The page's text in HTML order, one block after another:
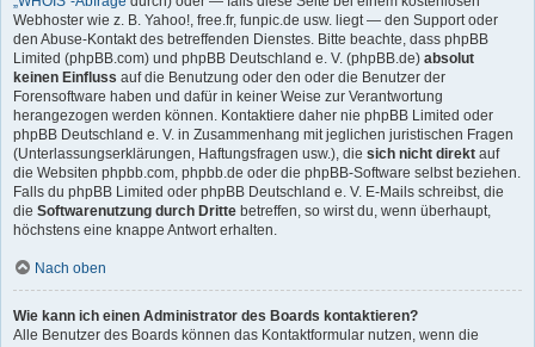
Webhoster wie z. B. Yahoo!, free.fr, funpic.de usw. liegt — den Support oder
den Abuse-Kontakt des betreffenden Dienstes. Bitte beachte, dass phpBB
Limited (phpBB.com) und phpBB Deutschland e. V. (phpBB.de) absolut
keinen Einfluss auf die Benutzung oder den oder die Benutzer der
Forensoftware haben und dafür in keiner Weise zur Verantwortung
herangezogen werden können. Kontaktiere daher nie phpBB Limited oder
phpBB Deutschland e. V. in Zusammenhang mit jeglichen juristischen Fragen
(Unterlassungserklärungen, Haftungsfragen usw.), die sich nicht direkt auf
die Websiten phpbb.com, phpbb.de oder die phpBB-Software selbst beziehen.
Falls du phpBB Limited oder phpBB Deutschland e. V. E-Mails schreibst, die
die Softwarenutzung durch Dritte betreffen, so wirst du, wenn überhaupt,
höchstens eine knappe Antwort erhalten.
Nach oben
Wie kann ich einen Administrator des Boards kontaktieren?
Alle Benutzer des Boards können das Kontaktformular nutzen, wenn die